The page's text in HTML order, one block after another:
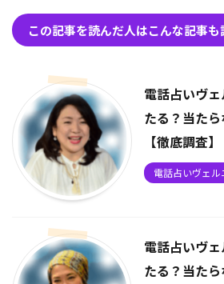
この記事を読んだ人はこんな記事
電話占いヴ
たる？当た
【徹底調査】
電話占いヴェル
電話占いヴ
たる？当た